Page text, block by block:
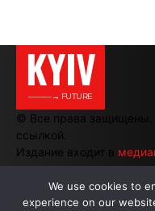
KYIV
———→ FUTURE
© Все права защищены.
ссылкой.
Издание входит в
We use cookies to
experience on our